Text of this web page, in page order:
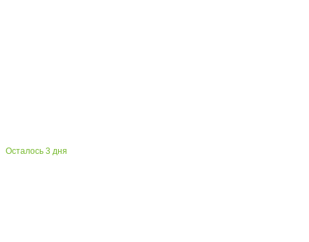
Осталось 3 дня